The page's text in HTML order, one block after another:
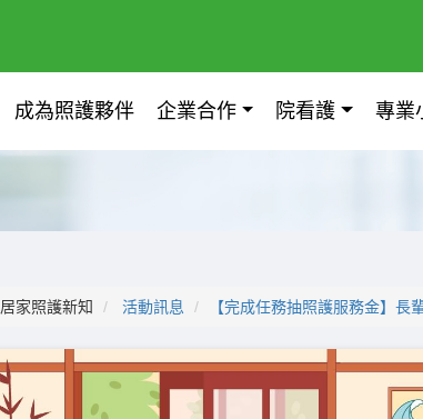
成為照護夥伴 企業合作 院看護 專業
居家照護新知 活動訊息 【完成任務抽照護服務金】長